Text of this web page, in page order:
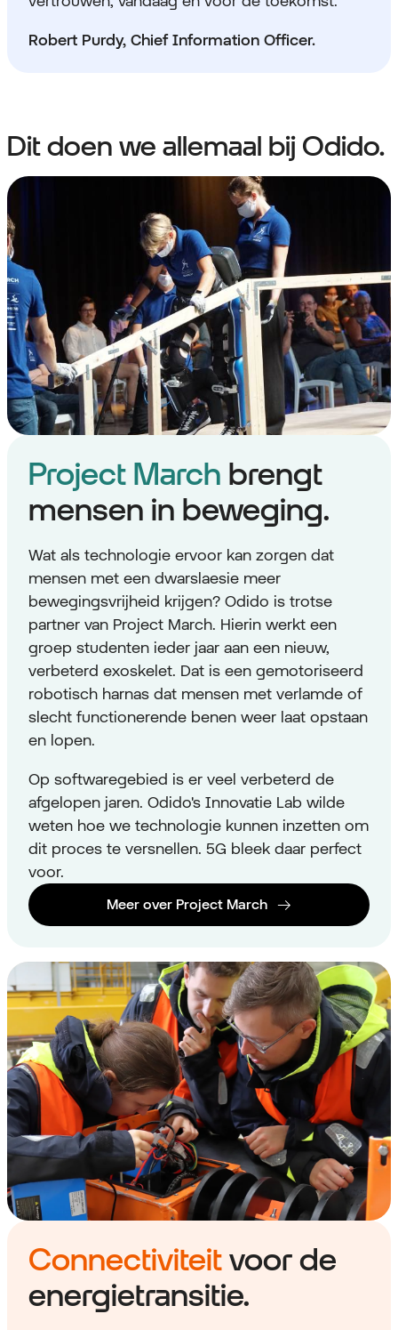
Robert Purdy, Chief Information Officer.
Dit doen we allemaal bij Odido.
Project March brengt
mensen in beweging.
Wat als technologie ervoor kan zorgen dat
mensen met een dwarslaesie meer
bewegingsvrijheid krijgen? Odido is trotse
partner van Project March. Hierin werkt een
groep studenten ieder jaar aan een nieuw,
verbeterd exoskelet. Dat is een gemotoriseerd
robotisch harnas dat mensen met verlamde of
slecht functionerende benen weer laat opstaan
en lopen.
Op softwaregebied is er veel verbeterd de
afgelopen jaren. Odido's Innovatie Lab wilde
weten hoe we technologie kunnen inzetten om
dit proces te versnellen. 5G bleek daar perfect
voor.
Meer over Project March
Connectiviteitvoor de
energietransitie.